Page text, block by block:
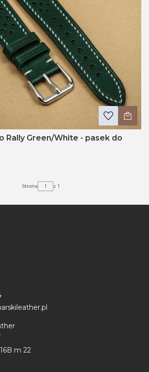
Rally Green/White - pasek do
Strona z 1
m 22